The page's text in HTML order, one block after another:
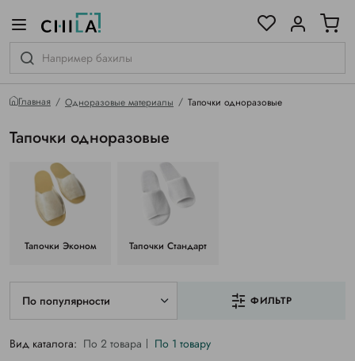
Главная Одноразовые материалы Тапочки одноразовые
Тапочки одноразовые
Тапочки Эконом Тапочки Стандарт
По популярности ФИЛЬТР
Вид каталога: По 2 товара По 1 товару
гамме